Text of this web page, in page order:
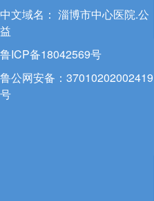
中文域名： 淄博市中心医院.公
益
鲁ICP备18042569号
鲁公网安备：37010202002419
号